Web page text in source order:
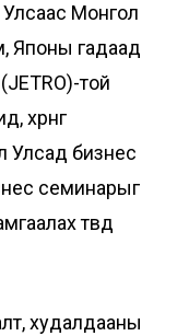
Улсаас Монгол
Японы гадаад
той
Улсад бизнес
семинарыг
төвд
худалдааны